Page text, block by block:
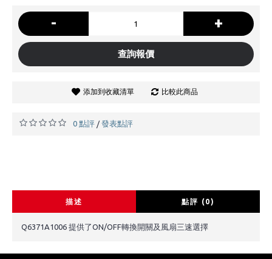
- +
查詢報價
添加到收藏清單 比較此商品
0 點評 / 發表點評
描述 點評 (0)
Q6371A1006 提供了ON/OFF轉換開關及風扇三速選擇